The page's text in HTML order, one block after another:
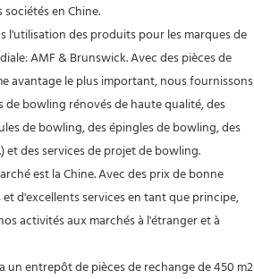
en Chine.
l'utilisation des produits pour les marques de
AMF & Brunswick. Avec des pièces de
avantage le plus important, nous fournissons
de bowling rénovés de haute qualité, des
de bowling, des épingles de bowling, des
et des services de projet de bowling.
est la Chine. Avec des prix de bonne
d'excellents services en tant que principe,
activités aux marchés à l'étranger et à
un entrepôt de pièces de rechange de 450 m2